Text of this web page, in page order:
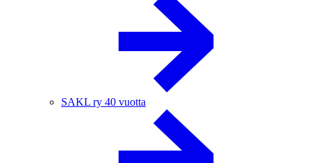
SAKL ry 40 vuotta